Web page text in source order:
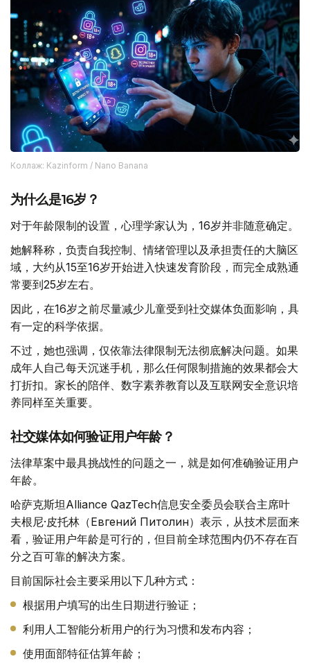
Коллаж: Kazinform / Nano Banana
为什么是16岁？
对于年龄限制的设置，心理学家认为，16岁并非随意确定。
她解释称，负责自我控制、情绪管理以及承担责任的大脑区
域，大约从15至16岁开始进入快速发育阶段，而完全成熟通
常要到25岁左右。
因此，在16岁之前尽量减少儿童受到社交媒体负面影响，具
有一定的科学依据。
不过，她也强调，仅依靠法律限制无法彻底解决问题。如果
成年人自己每天沉迷手机，那么任何限制措施的效果都会大
打折扣。家长的陪伴、数字素养教育以及互联网安全意识培
养同样至关重要。
社交媒体如何验证用户年龄？
法律草案中最具挑战性的问题之一，就是如何准确验证用户
年龄。
哈萨克斯坦Alliance QazTech信息安全委员会联合主席叶
夫根尼·皮托林（Евгений Питолин）表示，从技术层面来
看，验证用户年龄是可行的，但目前全球范围内仍不存在百
分之百可靠的解决方案。
目前国际社会主要采用以下几种方式：
根据用户填写的出生日期进行验证；
利用人工智能分析用户的行为习惯和发布内容；
使用面部特征估算年龄；